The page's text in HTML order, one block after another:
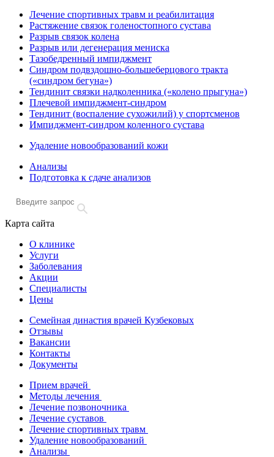
Лечение спортивных травм и реабилитация
Растяжение связок голеностопного сустава
Разрыв связок колена
Разрыв или дегенерация мениска
Тазобедренный импиджмент
Синдром подвздошно-большеберцового тракта
(«синдром бегуна»)
Тендинит связки надколенника («колено прыгуна»)
Плечевой импиджмент-синдром
Тендинит (воспаление сухожилий) у спортсменов
Импиджмент-синдром коленного сустава
Удаление новообразований кожи
Анализы
Подготовка к сдаче анализов
Карта сайта
О клинике
Услуги
Заболевания
Акции
Специалисты
Цены
Семейная династия врачей Кузбековых
Отзывы
Вакансии
Контакты
Документы
Прием врачей
Методы лечения
Лечение позвоночника
Лечение суставов
Лечение спортивных травм
Удаление новообразований
Анализы